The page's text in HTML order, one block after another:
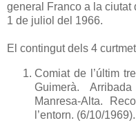
general Franco a la ciutat
1 de juliol del 1966.
El contingut dels 4
Comiat de l’últim
Guimerà.
Manresa-Alta.
l’entorn. (6/10/1969).